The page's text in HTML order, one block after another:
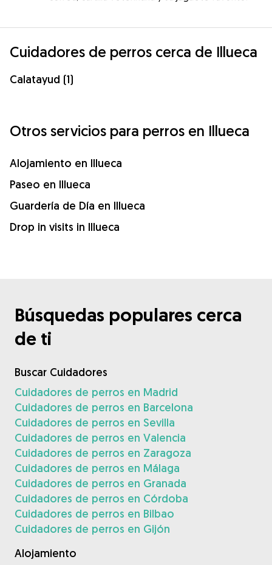
Cuidadores de perros cerca de Illueca
Calatayud (1)
Otros servicios para perros en Illueca
Alojamiento en Illueca
Paseo en Illueca
Guardería de Día en Illueca
Drop in visits in Illueca
Búsquedas populares cerca
de ti
Buscar Cuidadores
Cuidadores de perros en Madrid
Cuidadores de perros en Barcelona
Cuidadores de perros en Sevilla
Cuidadores de perros en Valencia
Cuidadores de perros en Zaragoza
Cuidadores de perros en Málaga
Cuidadores de perros en Granada
Cuidadores de perros en Córdoba
Cuidadores de perros en Bilbao
Cuidadores de perros en Gijón
Alojamiento